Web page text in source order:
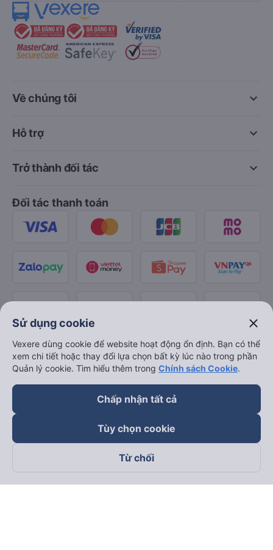
keyboard_arrow_down
Về chúng tôi
keyboard_arrow_down
Hỗ trợ
keyboard_arrow_down
Trở thành đối tác
Đối tác thanh toán
Theo dõi chúng tôi trên
Sử dụng cookie close
Vexere dùng cookie để website hoạt động ổn định. Bạn có thể
xem chi tiết hoặc thay đổi lựa chọn bất kỳ lúc nào trong phần
Quản lý cookie. Tìm hiểu thêm trong Chính sách Cookie.
Chấp nhận tất cả
Tùy chọn cookie
Từ chối